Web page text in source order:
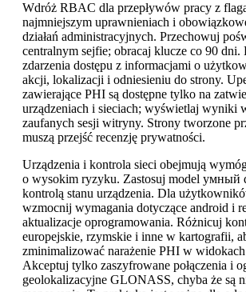
Wdróż RBAC dla przepływów pracy z
najmniejszym uprawnieniach i
działań administracyjnych. Przechowuj
centralnym sejfie; obracaj klucze co 90 dni.
zdarzenia dostępu z informacjami o
akcji, lokalizacji i odniesieniu do strony.
zawierające PHI są dostępne tylko na
urządzeniach i sieciach; wyświetlaj wyniki
zaufanych sesji witryny. Strony tworzone
muszą przejść recenzję prywatności.
Urządzenia i kontrola sieci obejmują
o wysokim ryzyku. Zastosuj model умный
kontrolą stanu urządzenia. Dla
wzmocnij wymagania dotyczące android i
aktualizacje oprogramowania. Różnicuj
europejskie, rzymskie i inne w kartografii,
zminimalizować narażenie PHI w
Akceptuj tylko zaszyfrowane połączenia i
geolokalizacyjne GLONASS, chyba że są